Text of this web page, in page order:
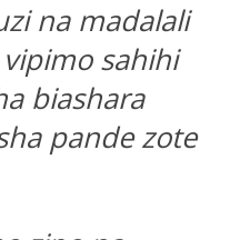
na madalali
sahihi
biashara
pande zote